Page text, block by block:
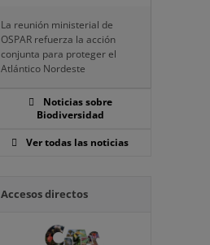
La reunión ministerial de
OSPAR refuerza la acción
conjunta para proteger el
Atlántico Nordeste
Noticias sobre
Biodiversidad
Ver todas las noticias
Accesos directos